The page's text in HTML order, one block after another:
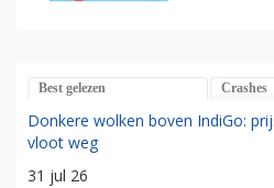
Best gelezen Crashes
Donkere wolken boven IndiGo:
vloot weg
31 jul 26